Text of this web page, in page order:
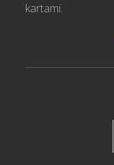
kartami.